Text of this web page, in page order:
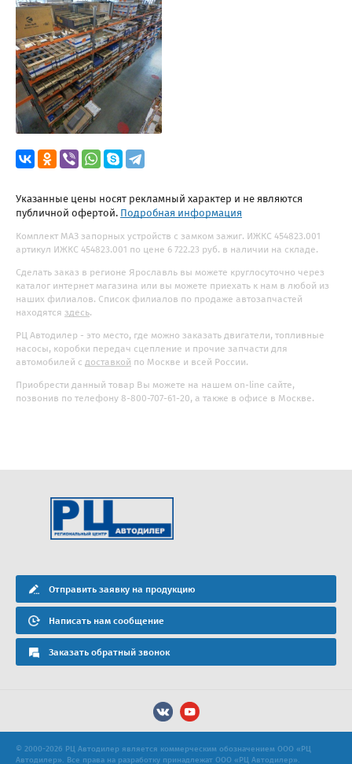
Указанные цены носят рекламный характер и не являются
публичной офертой. Подробная информация
Комплект МАЗ запорных устройств с замком зажиг. ИЖКС 454823.001
артикул ИЖКС 454823.001 по цене 6 722.23 руб. в наличии на складе.
Сделать заказ в регионе Ярославль вы можете круглосуточно через
каталог интернет магазина или вы можете приехать к нам в любой из
наших филиалов. Список филиалов по продаже автозапчастей
находятся здесь.
РЦ Автодилер - это место, где можно заказать двигатели, топливные
насосы, коробки передач сцепление и прочие запчасти для
автомобилей с доставкой по Москве и всей России.
Приобрести данный товар Вы можете на нашем on-line сайте,
позвонив по телефону 8-800-707-61-20, а также в офисе в Москве.
Отправить заявку на продукцию
Написать нам сообщение
Заказать обратный звонок
© 2000-2026 РЦ Автодилер является коммерческим обозначением ООО «РЦ
Автодилер». Все права на разработку принадлежат ООО «РЦ Автодилер».